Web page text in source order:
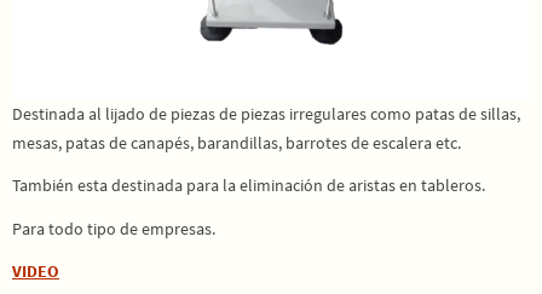
Destinada al lijado de piezas de piezas irregulares como patas de sillas,
mesas, patas de canapés, barandillas, barrotes de escalera etc.
También esta destinada para la eliminación de aristas en tableros.
Para todo tipo de empresas.
VIDEO